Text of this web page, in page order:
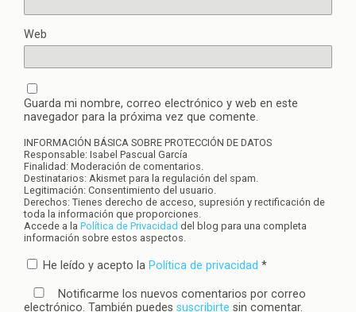
Web
Guarda mi nombre, correo electrónico y web en este
navegador para la próxima vez que comente.
INFORMACIÓN BÁSICA SOBRE PROTECCIÓN DE DATOS
Responsable: Isabel Pascual García
Finalidad: Moderación de comentarios.
Destinatarios: Akismet para la regulación del spam.
Legitimación: Consentimiento del usuario.
Derechos: Tienes derecho de acceso, supresión y rectificación de
toda la información que proporciones.
Accede a la Política de Privacidad del blog para una completa
información sobre estos aspectos.
He leído y acepto la Política de privacidad *
Notificarme los nuevos comentarios por correo
electrónico. También puedes suscribirte sin comentar.